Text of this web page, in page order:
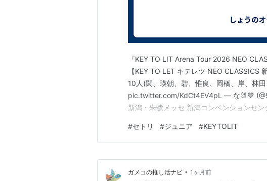
『KEY TO LIT Arena Tour 2026 NEO
【KEY TO LET キテレツ NEO CLASSICS
10人(関、瑛朝、碧、惟良、岡橋、岸、林
pic.twitter.com/KdCt4EV4pL — な🐰💙
新潟・朱鷺メッセ 新潟コンベンションセ
#セトリ #ジュニア #KEYTOLIT
ガメコの推し活ナビ • 1ヶ月前